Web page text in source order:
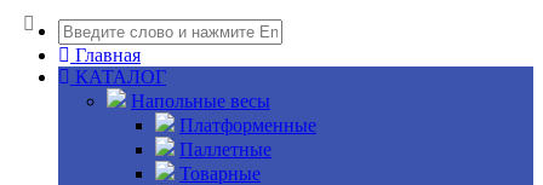
Главная
КАТАЛОГ
Напольные весы
Платформенные
Паллетные
Товарные